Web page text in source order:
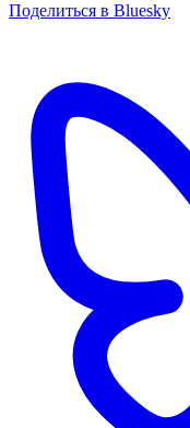
Поделиться в Bluesky